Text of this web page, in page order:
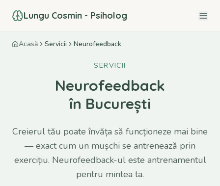
Lungu Cosmin - Psiholog
Acasă Servicii Neurofeedback
SERVICII
Neurofeedback
în București
Creierul tău poate învăța să funcționeze mai bine
— exact cum un mușchi se antrenează prin
exercițiu. Neurofeedback-ul este antrenamentul
pentru mintea ta.